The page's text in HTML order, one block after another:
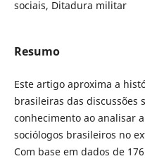
sociais, Ditadura militar
Resumo
Este artigo aproxima a
brasileiras das discussões
conhecimento ao analisar
sociólogos brasileiros no
Com base em dados de